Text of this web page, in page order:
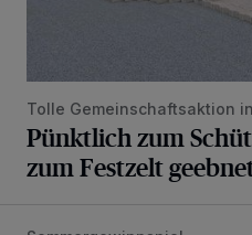
Tolle Gemeinschaftsaktion
Pünktlich zum
zum Festzelt